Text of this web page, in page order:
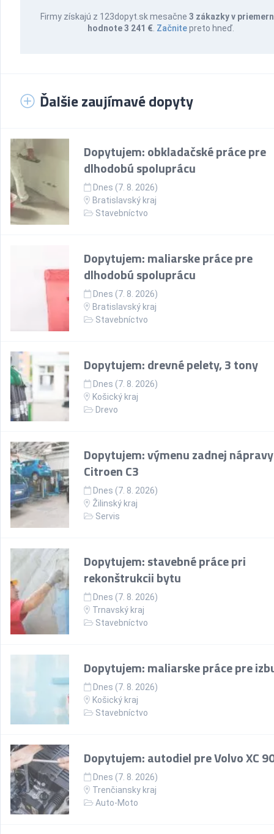
Firmy získajú z 123dopyt.sk mesačne3 zákazky v
hodnote 3 241 € Začnitepreto hneď.
Ďalšie zaujímavé dopyty
Dopytujem: obkladačské práce pre
dlhodobú spoluprácu
Dnes (7. 8. 2026)
Bratislavský kraj
Stavebníctvo
Dopytujem: maliarske práce pre
dlhodobú spoluprácu
Dnes (7. 8. 2026)
Bratislavský kraj
Stavebníctvo
Dopytujem: drevné pelety, 3 tony
Dnes (7. 8. 2026)
Košický kraj
Drevo
Dopytujem: výmenu zadnej
Citroen C3
Dnes (7. 8. 2026)
Žilinský kraj
Servis
Dopytujem: stavebné práce pri
rekonštrukcii bytu
Dnes (7. 8. 2026)
Trnavský kraj
Stavebníctvo
Dopytujem: maliarske práce pre
Dnes (7. 8. 2026)
Košický kraj
Stavebníctvo
Dopytujem: autodiel pre Volvo XC
Dnes (7. 8. 2026)
Trenčiansky kraj
Auto-Moto